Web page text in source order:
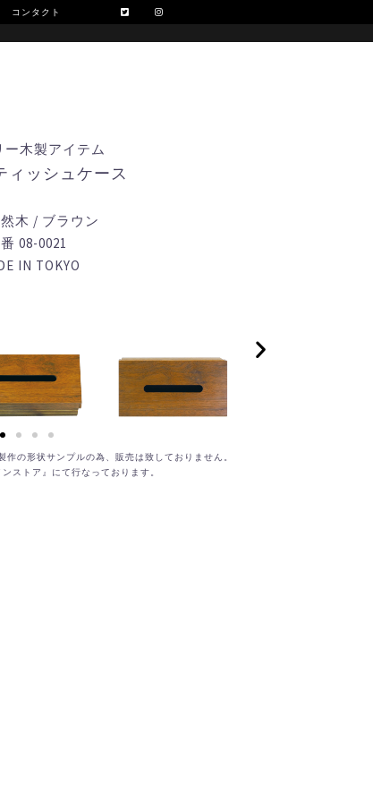
コンタクト
ー木製アイテム
ィッシュケース
木 / ブラウン
08-0021
IN TOKYO
の形状サンプルの為、販売は致しておりません。
ストア』にて行なっております。